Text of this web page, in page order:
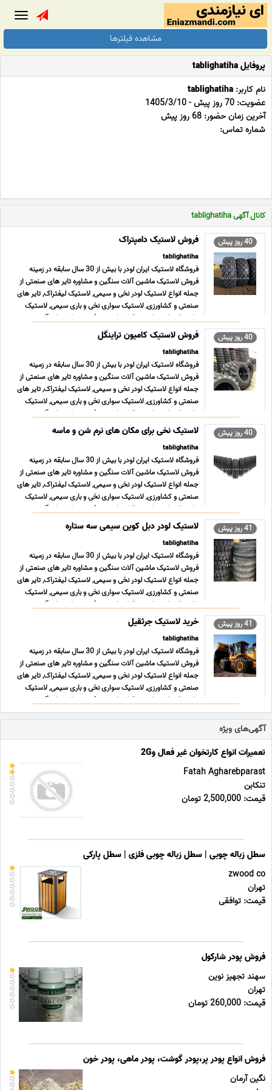
مشاهده فیلترها
پروفایل tablighatiha
نام کاربر: tablighatiha
عضویت: 70 روز پیش - 1405/3/10
آخرین زمان حضور: 68 روز پیش
شماره تماس:
کانال آگهی tablighatiha
40 روز پیش فروش لاستیک دامپتراک
tablighatiha
فروشگاه لاستیک ایران لودر با بیش از 30 سال سابقه در زمینه
فروش لاستیک ماشین آلات سنگین و مشاوره تایر های صنعتی از
جمله انواع لاستیک لودر نخی و سیمی, لاستیک لیفتراک, تایر های
صنعتی و کشاورزی, لاستیک سواری نخی و باری سیمی, لاستیک
دامپتراک, لاستیک جرثقیل, تایر توپر فینیشر, لاستیک گر ... ...
40 روز پیش فروش لاستیک کامیون تراینگل
tablighatiha
فروشگاه لاستیک ایران لودر با بیش از 30 سال سابقه در زمینه
فروش لاستیک ماشین آلات سنگین و مشاوره تایر های صنعتی از
جمله انواع لاستیک لودر نخی و سیمی, لاستیک لیفتراک, تایر های
صنعتی و کشاورزی, لاستیک سواری نخی و باری سیمی, لاستیک
دامپتراک, لاستیک جرثقیل, تایر توپر فینیشر, لاستیک گر ... ...
40 روز پیش لاستیک نخی برای مکان های نرم شن و ماسه
tablighatiha
فروشگاه لاستیک ایران لودر با بیش از 30 سال سابقه در زمینه
فروش لاستیک ماشین آلات سنگین و مشاوره تایر های صنعتی از
جمله انواع لاستیک لودر نخی و سیمی, لاستیک لیفتراک, تایر های
صنعتی و کشاورزی, لاستیک سواری نخی و باری سیمی, لاستیک
دامپتراک, لاستیک جرثقیل, تایر توپر فینیشر, لاستیک گر ... ...
41 روز پیش لاستیک لودر دبل کوین سیمی سه ستاره
tablighatiha
فروشگاه لاستیک ایران لودر با بیش از 30 سال سابقه در زمینه
فروش لاستیک ماشین آلات سنگین و مشاوره تایر های صنعتی از
جمله انواع لاستیک لودر نخی و سیمی, لاستیک لیفتراک, تایر های
صنعتی و کشاورزی, لاستیک سواری نخی و باری سیمی, لاستیک
دامپتراک, لاستیک جرثقیل, تایر توپر فینیشر, لاستیک گر ... ...
41 روز پیش خرید لاستیک جرثقیل
tablighatiha
فروشگاه لاستیک ایران لودر با بیش از 30 سال سابقه در زمینه
فروش لاستیک ماشین آلات سنگین و مشاوره تایر های صنعتی از
جمله انواع لاستیک لودر نخی و سیمی, لاستیک لیفتراک, تایر های
صنعتی و کشاورزی, لاستیک سواری نخی و باری سیمی, لاستیک
دامپتراک, لاستیک جرثقیل, تایر توپر فینیشر, لاستیک گر ... ...
آگهی‌های ویژه
تعمیرات انواع کارتخوان غیر فعال و2G
Fatah Agharebparast
تنکابن
قیمت: 2,500,000 تومان
سطل زباله چوبی | سطل زباله چوبی فلزی | سطل پارکی
zwood co
تهران
قیمت: توافقی
فروش پودر شارکول
سهند تجهیز نوین
تهران
قیمت: 260,000 تومان
فروش انواع پودر پر،پودر گوشت، پودر ماهی، پودر خون
نگین آرمان